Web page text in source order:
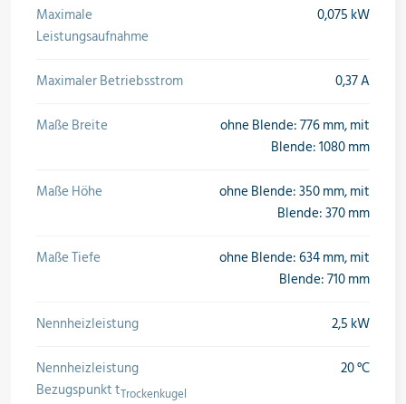
Werkzeuge & Messgeräte
Neu im Sortiment
Maximale
Leistungsaufnahme
0,075 kW
Maximaler Betriebsstrom
0,37 A
Maße Breite
ohne Blende: 776 mm, mit
Blende: 1080 mm
Maße Höhe
ohne Blende: 350 mm, mit
Blende: 370 mm
Maße Tiefe
ohne Blende: 634 mm, mit
Blende: 710 mm
Nennheizleistung
2,5 kW
Nennheizleistung
Bezugspunkt tTrockenkugel
20 °C